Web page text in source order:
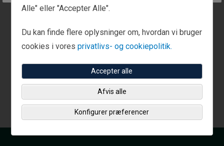
Alle" eller "Accepter Alle".
Du kan finde flere oplysninger om, hvordan vi bruger
cookies i vores privatlivs- og cookiepolitik.
Accepter alle
Afvis alle
Konfigurer præferencer